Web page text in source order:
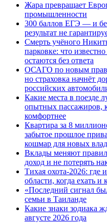
Жара превращает
промышленности
300 баллов ЕГЭ — и
результат не
Смерть учёного
парковке: что
остаются без ответа
ОСАГО по новым
но страховка начнёт
российских
Какие места в поезде
опытных пассажиров,
комфортнее
Квартира за 8
забытое прошлое
кошмар для новых
Вклады меняют
доход и не потерять
Тихая охота-2026: где
области, когда ехать и
«Последний сигнал
семьи в Таиланде
Какие знаки зодиака
августе 2026 года